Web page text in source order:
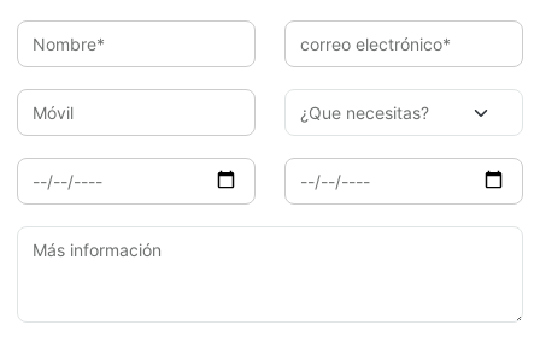
Email*
Móvil
Llegada